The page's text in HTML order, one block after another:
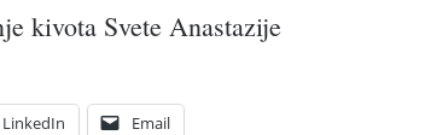
kivota Svete Anastazije
LinkedIn Email